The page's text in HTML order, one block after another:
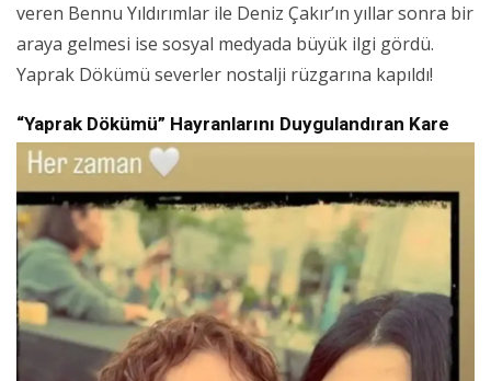
veren Bennu Yıldırımlar ile Deniz Çakır’ın yıllar sonra bir
araya gelmesi ise sosyal medyada büyük ilgi gördü.
Yaprak Dökümü severler nostalji rüzgarına kapıldı!
“Yaprak Dökümü” Hayranlarını Duygulandıran Kare